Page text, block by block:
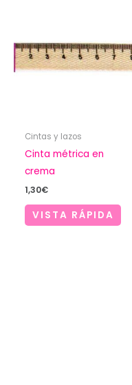
Cintas y lazos
Cinta métrica en
crema
1,30€
VISTA RÁPIDA